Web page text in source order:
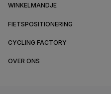
WINKELMANDJE
FIETSPOSITIONERING
CYCLING FACTORY
OVER ONS